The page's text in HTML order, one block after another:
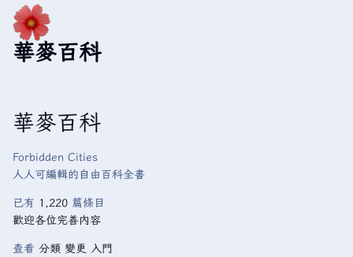
華麥百科
華麥百科
Forbidden Cities
人人可編輯的自由百科全書
已有 1,220 篇條目
歡迎各位完善內容
查看 分類 變更 入門